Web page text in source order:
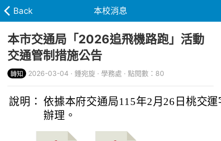
Back 本校消息
本市交通局「2026追飛機路跑」活動
交通管制措施公告
轉知 2026-03-04 · 鍾宛旋 · 學務處 · 點閱數：80
說明： 依據本府交通局115年2月26日桃交
辦理。